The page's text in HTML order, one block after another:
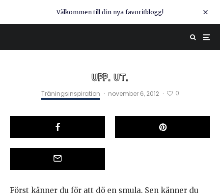
Välkommen till din nya favoritblogg!
UPP. UT.
Träningsinspiration · november 6, 2012 · 0
Först känner du för att dö en smula. Sen känner du